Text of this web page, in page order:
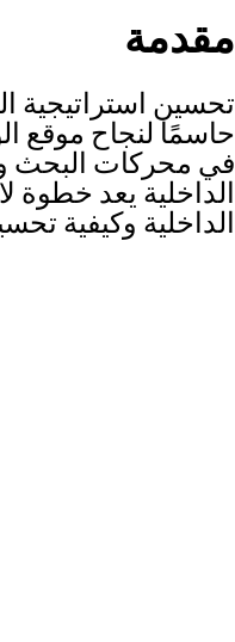
مقدمة
تحسين استراتيجية
حاسمًا لنجاح موقع
في محركات البحث
الداخلية يعد خطوة
الداخلية وكيفية